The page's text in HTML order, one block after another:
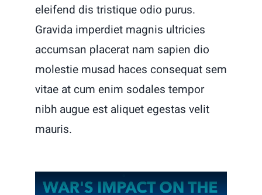
eleifend dis tristique odio purus.
Gravida imperdiet magnis ultricies
accumsan placerat nam sapien dio
molestie musad haces consequat sem
vitae at cum enim sodales tempor
nibh augue est aliquet egestas velit
mauris.